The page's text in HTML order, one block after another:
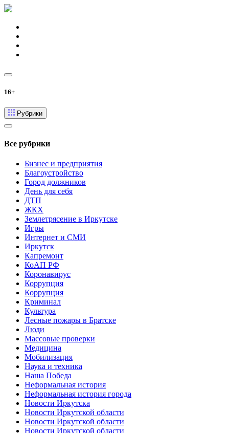
16+
Рубрики
Все рубрики
Бизнес и предприятия
Благоустройство
Город должников
День для себя
ДТП
ЖКХ
Землетрясение в Иркутске
Игры
Интернет и СМИ
Иркутск
Капремонт
КоАП РФ
Коронавирус
Коррупция
Коррупция
Криминал
Культура
Лесные пожары в Братске
Люди
Массовые проверки
Медицина
Мобилизация
Наука и техника
Наша Победа
Неформальная история
Неформальная история города
Новости Иркутска
Новости Иркутской области
Новости Иркутской области
Новости Иркутской области